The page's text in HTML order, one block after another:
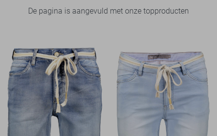
De pagina is aangevuld met onze topproducten